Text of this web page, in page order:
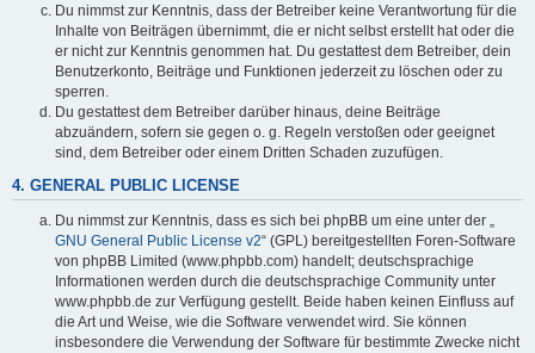
Du nimmst zur Kenntnis, dass der Betreiber keine Verantwortung für die
Inhalte von Beiträgen übernimmt, die er nicht selbst erstellt hat oder die
er nicht zur Kenntnis genommen hat. Du gestattest dem Betreiber, dein
Benutzerkonto, Beiträge und Funktionen jederzeit zu löschen oder zu
sperren.
Du gestattest dem Betreiber darüber hinaus, deine Beiträge
abzuändern, sofern sie gegen o. g. Regeln verstoßen oder geeignet
sind, dem Betreiber oder einem Dritten Schaden zuzufügen.
4. GENERAL PUBLIC LICENSE
Du nimmst zur Kenntnis, dass es sich bei phpBB um eine unter der „
GNU General Public License v2“ (GPL) bereitgestellten Foren-Software
von phpBB Limited (www.phpbb.com) handelt; deutschsprachige
Informationen werden durch die deutschsprachige Community unter
www.phpbb.de zur Verfügung gestellt. Beide haben keinen Einfluss auf
die Art und Weise, wie die Software verwendet wird. Sie können
insbesondere die Verwendung der Software für bestimmte Zwecke nicht